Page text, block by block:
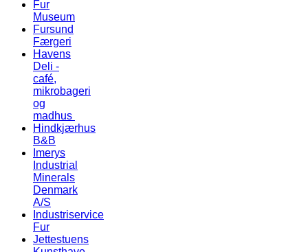
Fur
Museum
Fursund
Færgeri
Havens
Deli -
café,
mikrobageri
og
madhus
Hindkjærhus
B&B
Imerys
Industrial
Minerals
Denmark
A/S
Industriservice
Fur
Jettestuens